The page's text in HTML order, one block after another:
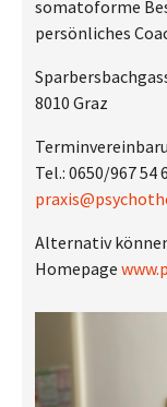
somatoforme
persönliches
8010 Graz
Tel.: 0650/967 54
Alternativ
Homepage